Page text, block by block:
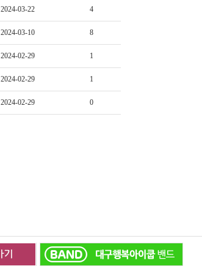
2024-03-22 4
2024-03-10 8
2024-02-29 1
2024-02-29 1
2024-02-29 0